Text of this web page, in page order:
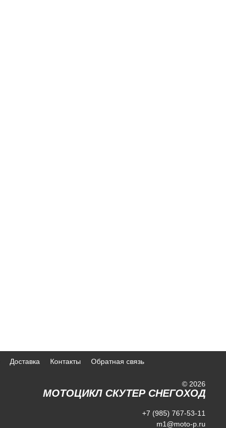
Доставка Контакты Обратная связь
© 2026
МОТОЦИКЛ СКУТЕР СНЕГОХОД
+7 (985) 767-53-11
m1@moto-p.ru